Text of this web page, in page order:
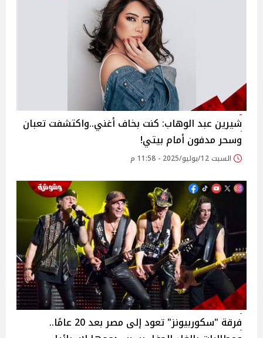
شيرين عبد الوهاب: كنت بخاف أغني..واكتشفت تعبان
وسحر مدفون أمام بيتي!‎
السبت 12/يوليو/2025 - 11:58 م
فرقة "سكوربيونز" تعود إلى مصر بعد 20 عامًا..